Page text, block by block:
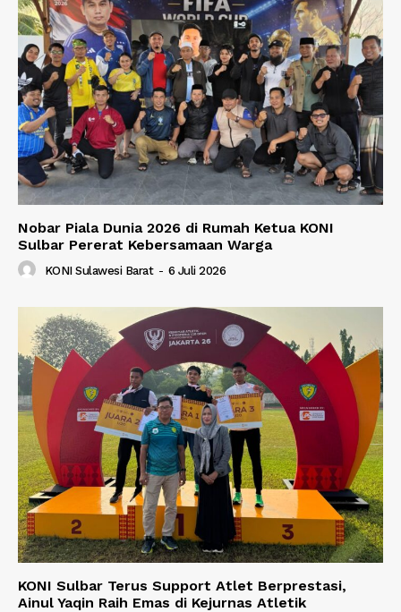
Nobar Piala Dunia 2026 di Rumah Ketua KONI
Sulbar Pererat Kebersamaan Warga
KONI Sulawesi Barat - 6 Juli 2026
KONI Sulbar Terus Support Atlet Berprestasi,
Ainul Yaqin Raih Emas di Kejurnas Atletik